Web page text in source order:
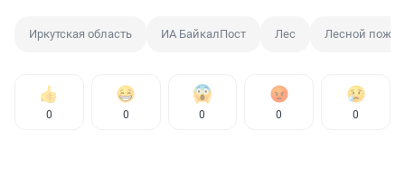
Иркутская область ИА БайкалПост Лес Лесной пожар
0 0 0 0 0